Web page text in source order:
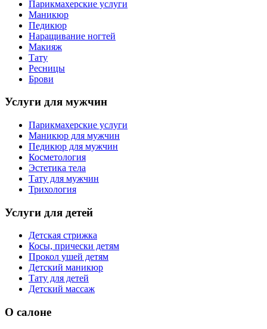
Парикмахерские услуги
Маникюр
Педикюр
Наращивание ногтей
Макияж
Тату
Ресницы
Брови
Услуги для мужчин
Парикмахерские услуги
Маникюр для мужчин
Педикюр для мужчин
Косметология
Эстетика тела
Тату для мужчин
Трихология
Услуги для детей
Детская стрижка
Косы, прически детям
Прокол ушей детям
Детский маникюр
Тату для детей
Детский массаж
О салоне